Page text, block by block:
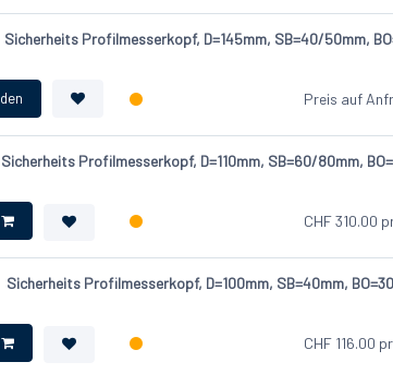
Sicherheits Profilmesserkopf, D=145mm, SB=40/50mm,
Preis auf
Sicherheits Profilmesserkopf, D=110mm, SB=60/80mm,
CHF310.00
Sicherheits Profilmesserkopf, D=100mm, SB=40mm,
CHF 116.00